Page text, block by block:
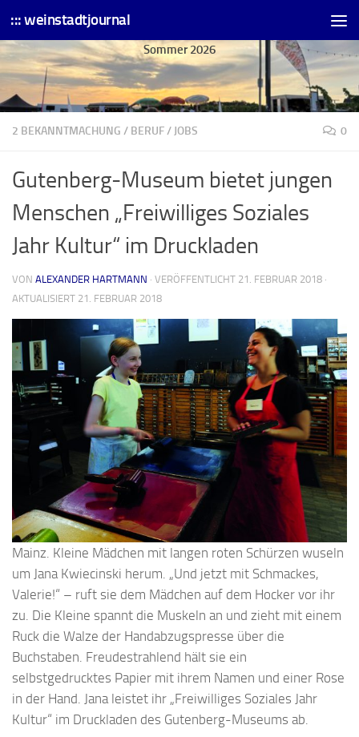
Skip to content
::: weinstadtjournal
Sommer 2026
2 BEKANNTMACHUNG / BERUF/JOBS 0
Gutenberg-Museum bietet jungen
Menschen „Freiwilliges Soziales
Jahr Kultur“ im Druckladen
VON ALEXANDER HARTMANN · VERÖFFENTLICHT 21. FEBRUAR 2018 ·
AKTUALISIERT 21. FEBRUAR 2018
Mainz. Kleine Mädchen mit langen roten Schürzen wuseln
um Jana Kwiecinski herum. „Und jetzt mit Schmackes,
Valerie!“ – ruft sie dem Mädchen auf dem Hocker vor ihr
zu. Die Kleine spannt die Muskeln an und zieht mit einem
Ruck die Walze der Handabzugspresse über die
Buchstaben. Freudestrahlend hält sie ein
selbstgedrucktes Papier mit ihrem Namen und einer Rose
in der Hand. Jana leistet ihr „Freiwilliges Soziales Jahr
Kultur“ im Druckladen des Gutenberg-Museums ab.